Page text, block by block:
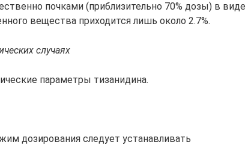
почками (приблизительно 70% дозы) в виде
вещества приходится лишь около 2.7%.
случаях
параметры тизанидина.
дозирования следует устанавливать